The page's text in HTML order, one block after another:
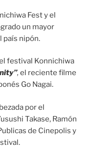
Fest y el
un mayor
país nipón.
festival Konnichiwa
, el reciente filme
Go Nagai.
por el
Takase, Ramón
de Cinepolis y